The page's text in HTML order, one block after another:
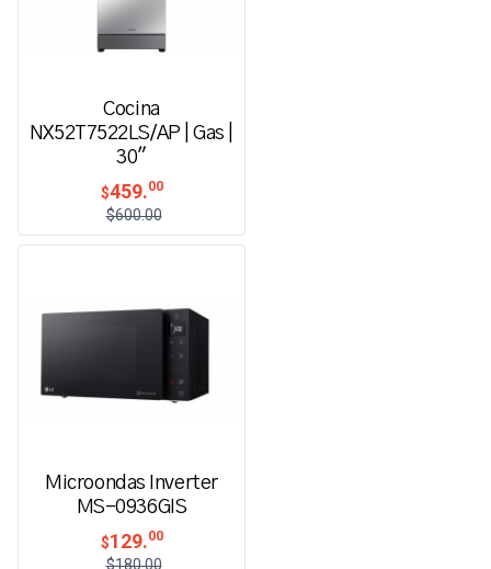
Cocina
NX52T7522LS/AP | Gas |
30"
$459.00
$600.00
Microondas Inverter
MS-0936GIS
$129.00
$180.00